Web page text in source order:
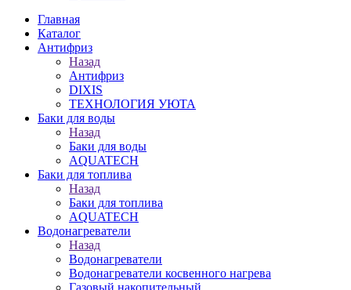
Главная
Каталог
Антифриз
Назад
Антифриз
DIXIS
ТЕХНОЛОГИЯ УЮТА
Баки для воды
Назад
Баки для воды
AQUATECH
Баки для топлива
Назад
Баки для топлива
AQUATECH
Водонагреватели
Назад
Водонагреватели
Водонагреватели косвенного нагрева
Газовый накопительный